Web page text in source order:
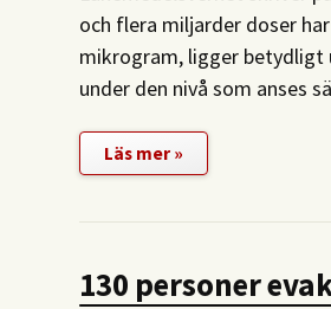
och flera miljarder doser
mikrogram, ligger betydligt
under den nivå som anses
Läs mer »
130 personer